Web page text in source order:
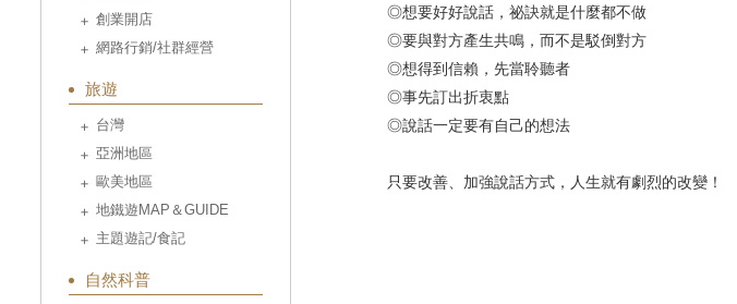
創業開店
網路行銷/社群經營
旅遊
台灣
亞洲地區
歐美地區
地鐵遊MAP＆GUIDE
主題遊記/食記
自然科普
◎想要好好說話，祕訣就是什麼都不做
◎要與對方產生共鳴，而不是駁倒對方
◎想得到信賴，先當聆聽者
◎事先訂出折衷點
◎說話一定要有自己的想法
只要改善、加強說話方式，人生就有劇烈的改變！